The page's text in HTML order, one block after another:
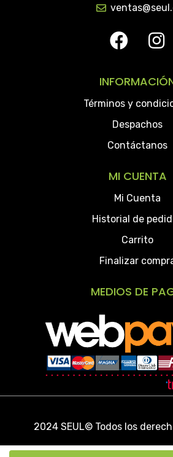
Términos y
Despachos
Contáctanos
MI CUENTA
Mi Cuenta
Historial de
Carrito
Finalizar
MEDIOS DE
2024 SEUL© Todos los